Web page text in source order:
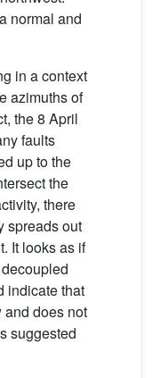
normal and
in a context
azimuths of
the 8 April
faults
up to the
the
there
spreads out
It looks as if
indicate that
does not
suggested